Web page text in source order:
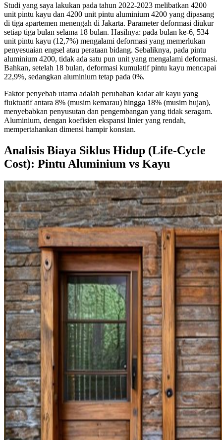
Studi yang saya lakukan pada tahun 2022-2023 melibatkan 4200
unit pintu kayu dan 4200 unit pintu aluminium 4200 yang dipasang
di tiga apartemen menengah di Jakarta. Parameter deformasi diukur
setiap tiga bulan selama 18 bulan. Hasilnya: pada bulan ke-6, 534
unit pintu kayu (12,7%) mengalami deformasi yang memerlukan
penyesuaian engsel atau perataan bidang. Sebaliknya, pada pintu
aluminium 4200, tidak ada satu pun unit yang mengalami deformasi.
Bahkan, setelah 18 bulan, deformasi kumulatif pintu kayu mencapai
22,9%, sedangkan aluminium tetap pada 0%.
Faktor penyebab utama adalah perubahan kadar air kayu yang
fluktuatif antara 8% (musim kemarau) hingga 18% (musim hujan),
menyebabkan penyusutan dan pengembangan yang tidak seragam.
Aluminium, dengan koefisien ekspansi linier yang rendah,
mempertahankan dimensi hampir konstan.
Analisis Biaya Siklus Hidup (Life-Cycle
Cost): Pintu Aluminium vs Kayu